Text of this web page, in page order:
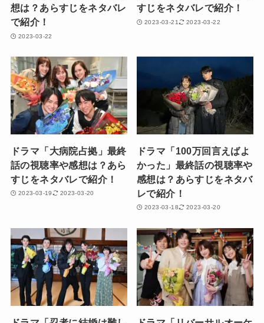
想は？あらすじをネタバレ
で紹介！
2023-03-22
すじをネタバレで紹介！
2023-03-21 2023-03-22
ドラマ「大病院占拠」最終
話の視聴率や感想は？あら
すじをネタバレで紹介！
2023-03-19 2023-03-20
ドラマ「100万回言えばよ
かった」最終話の視聴率や
感想は？あらすじをネタバ
レで紹介！
2023-03-18 2023-03-20